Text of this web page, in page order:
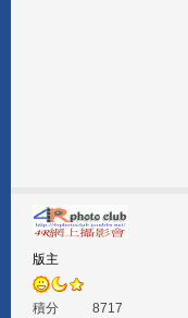
版主
積分
8717